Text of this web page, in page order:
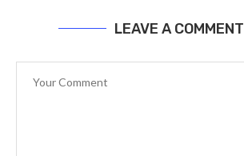
LEAVE A COMMENT